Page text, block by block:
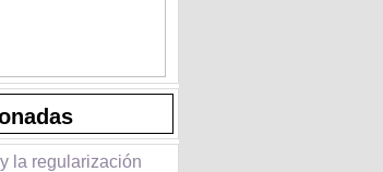
la regularización